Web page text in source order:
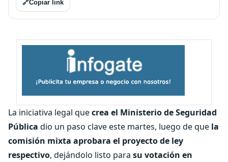
🔗Copiar link
La iniciativa legal quecrea el Ministerio de Seguridad
Pública dio un paso clave este martes, luego de que la
comisión mixta aprobara el proyecto de ley
respectivo, dejándolo listo para su votación en